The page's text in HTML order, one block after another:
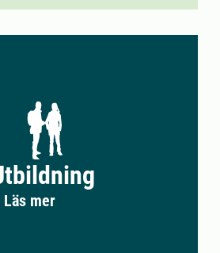
Läs mer